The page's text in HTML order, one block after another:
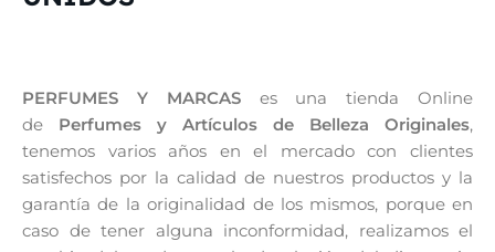
PERFUMES Y MARCASes una tienda Online
de Perfumes y Artículos de Belleza Originales,
tenemos varios años en el mercado con clientes
satisfechos por la calidad de nuestros productos y la
garantía de la originalidad de los mismos, porque en
caso de tener alguna inconformidad, realizamos el